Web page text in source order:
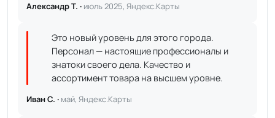
Александр Т. · июль 2025, Яндекс.Карты
Это новый уровень для этого города.
Персонал — настоящие профессионалы и
знатоки своего дела. Качество и
ассортимент товара на высшем уровне.
Иван С. · май, Яндекс.Карты